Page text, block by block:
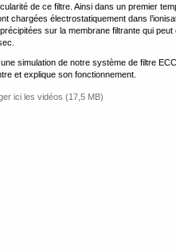
de ce filtre. Ainsi dans un premier
chargées électrostatiquement dans
sur la membrane filtrante qui peut
simulation de notre système de filtre
et explique son fonctionnement.
ici les vidéos (17,5 MB)